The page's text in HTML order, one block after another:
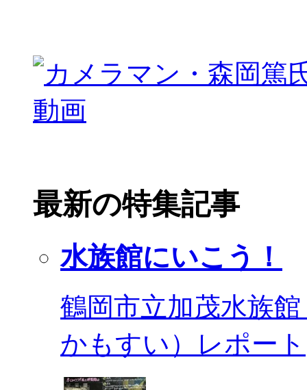
最新の特集記事
水族館にいこう！
鶴岡市立加茂水族
かもすい）レポート